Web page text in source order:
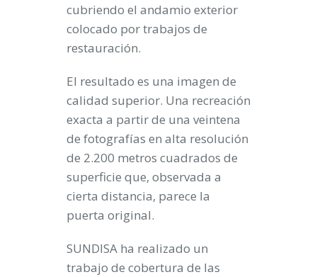
cubriendo el andamio exterior
colocado por trabajos de
restauración.
El resultado es una imagen de
calidad superior. Una recreación
exacta a partir de una veintena
de fotografías en alta resolución
de 2.200 metros cuadrados de
superficie que, observada a
cierta distancia, parece la
puerta original.
SUNDISA ha realizado un
trabajo de cobertura de las